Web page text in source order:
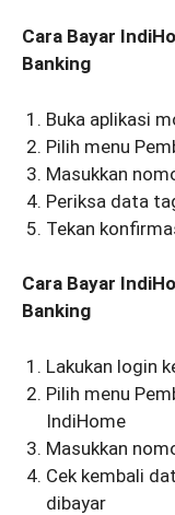
Cara Bayar
Banking
Buka aplikasi
Pilih menu
Masukkan
Periksa data
Tekan
Cara Bayar
Banking
Lakukan login
Pilih menu
IndiHome
Masukkan
Cek kembali
dibayar